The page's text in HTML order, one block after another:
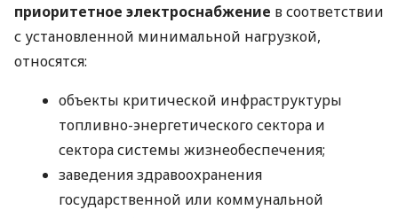
приоритетное электроснабжение в соответствии
с установленной минимальной нагрузкой,
относятся:
объекты критической инфраструктуры
топливно-энергетического сектора и
сектора системы жизнеобеспечения;
заведения здравоохранения
государственной или коммунальной